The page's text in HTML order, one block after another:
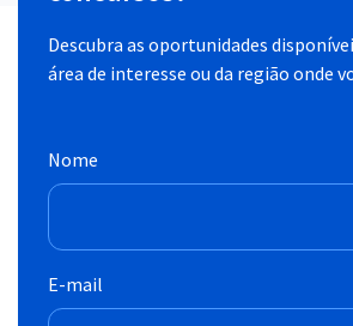
Descubra as oportunidades
área de interesse ou da região onde
Nome
E-mail